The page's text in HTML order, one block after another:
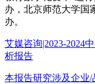
办，北京师范大学国
办。
艾媒咨询|2023-2024
析报告
本报告研究涉及企业